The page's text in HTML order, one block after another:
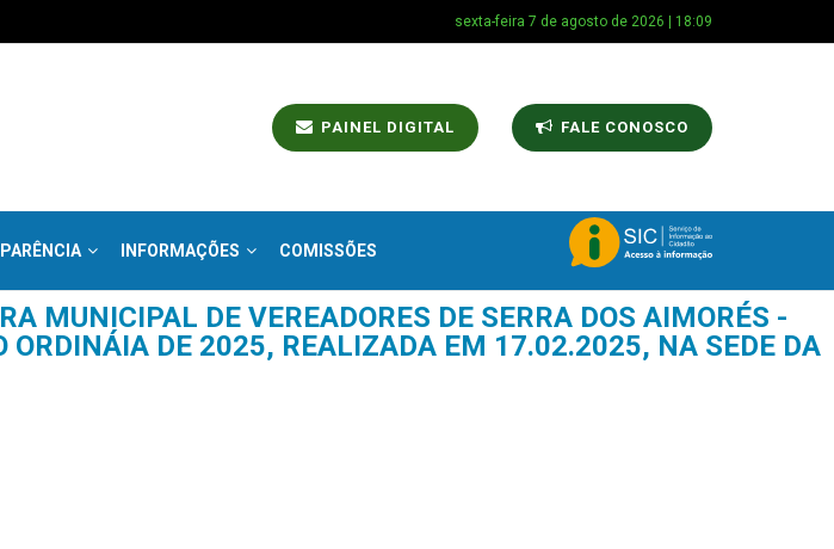
sexta-feira 7 de agosto de 2026 | 18:09
PAINEL DIGITAL FALE CONOSCO
INFORMAÇÕES COMISSÕES
MUNICIPAL DE VEREADORES DE SERRA DOS AIMORÉS -
DE 2025, REALIZADA EM 17.02.2025, NA SEDE DA